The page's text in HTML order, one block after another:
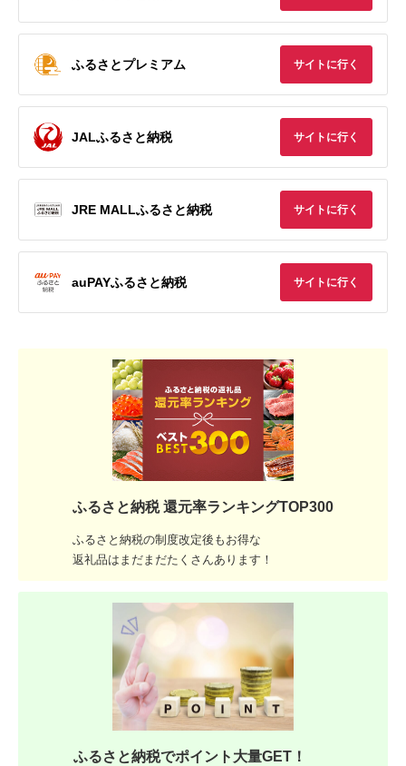
ふるさとプレミアム サイトに行く
JALふるさと納税 サイトに行く
JRE MALLふるさと納税 サイトに行く
auPAYふるさと納税 サイトに行く
ふるさと納税 還元率ランキングTOP300
ふるさと納税の制度改定後もお得な
返礼品はまだまだたくさんあります！
ふるさと納税でポイント大量GET！